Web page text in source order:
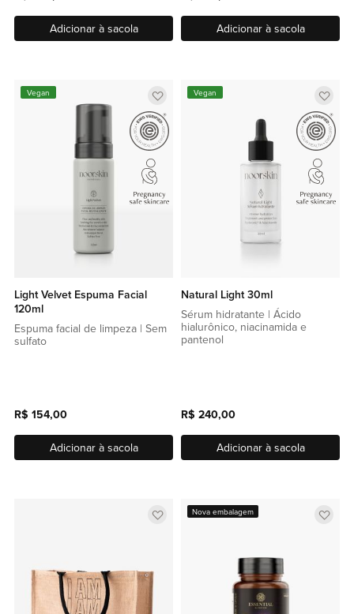
Adicionar à sacola Adicionar à sacola
Adicionar
a
lista
de
Vegan
Light Velvet Espuma Facial
120ml
Espuma facial de limpeza | Sem
sulfato
R$ 154,00
Adicionar à sacola
a
lista
de
Vegan
Natural Light 30ml
Sérum hidratante | Ácido
hialurônico, niacinamida e
pantenol
R$ 240,00
Adicionar à sacola
AdicionarNova embalagem